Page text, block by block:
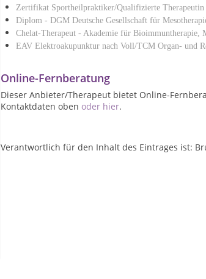
Zertifikat Sportheilpraktiker/Qualifizierte
Diplom - DGM Deutsche Gesellschaft für
Chelat-Therapeut - Akademie für Bioimmuntherapie,
EAV Elektroakupunktur nach Voll/TCM Organ- und
Online-Fernberatung
Dieser Anbieter/Therapeut bietet Online-
Kontaktdaten oben oder hier.
Verantwortlich für den Inhalt des Eintrages ist: